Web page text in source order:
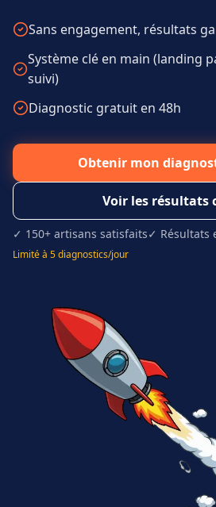
Sans engagement, résultats
Système clé en main (landing
suivi)
Diagnostic gratuit en 48h
Obtenir mon
Voir les résultats
✓ 150+ artisans satisfaits✓ Résultats
Limité à 5 diagnostics/jour